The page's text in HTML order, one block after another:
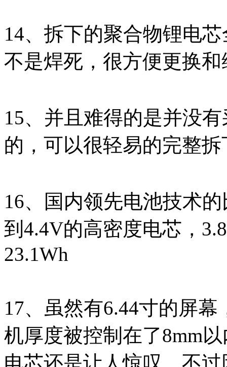
14、拆下的聚合物锂电
不是焊死，很方便更换和
15、并且难得的是并没
的，可以很轻易的完整
16、国内领先电池技术
到4.4V的高密度电芯，
23.1Wh
17、虽然有6.44寸的屏
机厚度被控制在了8mm
电芯还是让人惊叹，不